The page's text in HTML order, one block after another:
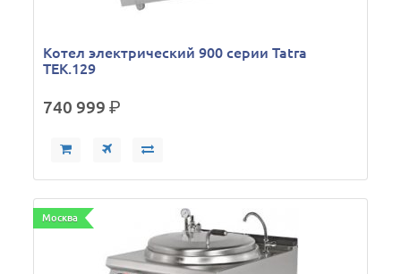
Котел электрический 900 серии Tatra
TEK.129
740 999р.
Москва